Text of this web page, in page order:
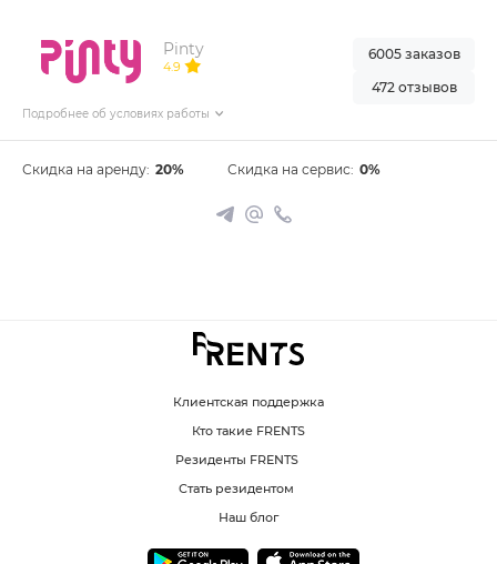
Pinty
4.9
Подробнее об условиях работы
6005 заказов
472 отзывов
Скидка на аренду: 20% Скидка на сервис: 0%
Клиентская поддержка
Кто такие FRENTS
Резиденты FRENTS
Стать резидентом
Наш блог